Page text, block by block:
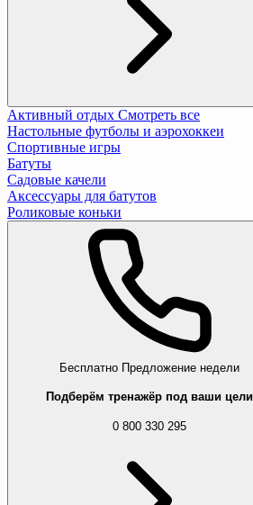
Активный отдых Смотреть все
Настольные футболы и аэрохоккеи
Спортивные игры
Батуты
Садовые качели
Аксессуары для батутов
Роликовые коньки
Бесплатно Предложение недели
Подберём тренажёр под ваши цели
0 800 330 295